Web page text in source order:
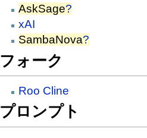
AskSage?
xAI
SambaNova?
フォーク
Roo Cline
プロンプト